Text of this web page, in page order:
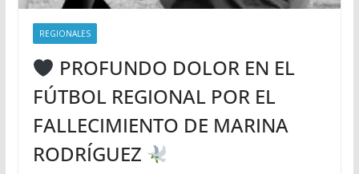
REGIONALES
PROFUNDO DOLOR EN EL
FÚTBOL REGIONAL POR EL
FALLECIMIENTO DE MARINA
RODRÍGUEZ